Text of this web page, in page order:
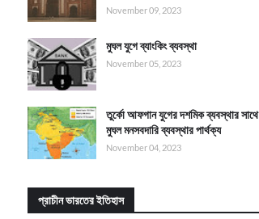
November 09, 2023
মুঘল যুগে ব্যাংকিং ব্যবস্থা
November 05, 2023
তুর্কো আফগান যুগের দশমিক ব্যবস্থার সাথে
মুঘল মনসবদারি ব্যবস্থার পার্থক্য
November 04, 2023
প্রাচীন ভারতের ইতিহাস